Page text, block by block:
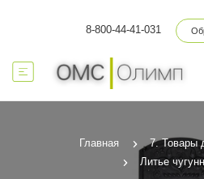
8-800-44-41-031
Главная
7. Товары
Литье